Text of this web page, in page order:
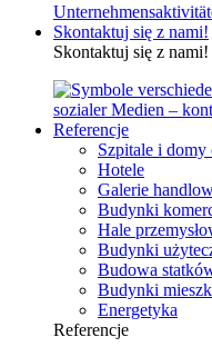
Skontaktuj się z nami!
Skontaktuj się z nami!
Referencje
Szpitale i domy
Hotele
Galerie
Budynki
Hale
Budynki
Budowa
Budynki
Energetyka
Referencje